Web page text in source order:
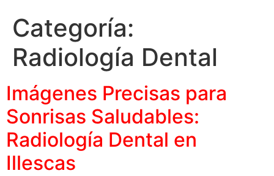
Categoría:
Radiología Dental
Imágenes Precisas para
Sonrisas Saludables:
Radiología Dental en
Illescas